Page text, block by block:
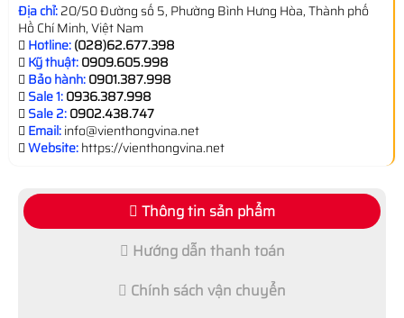
Địa chỉ:20/50 Đường số 5, Phường Bình Hưng Hòa, Thành phố
Hồ Chí Minh, Việt Nam
Hotline:(028)62.677.398
Kỹ thuật:0909.605.998
Bảo hành:0901.387.998
Sale 1:0936.387.998
Sale 2:0902.438.747
Email:info@vienthongvina.net
Website:https://vienthongvina.net
Thông tin sản phẩm
Hướng dẫn thanh toán
Chính sách vận chuyển